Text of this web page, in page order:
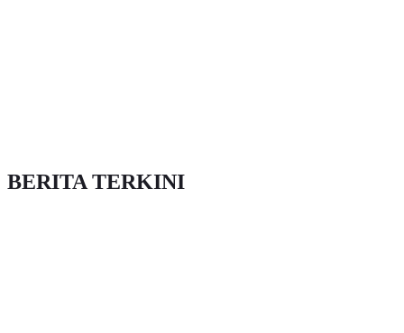
BERITA TERKINI